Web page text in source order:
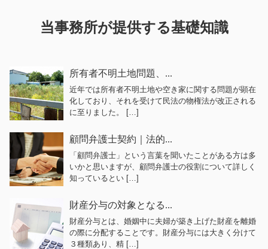
当事務所が提供する基礎知識
所有者不明土地問題、...
近年では所有者不明土地や空き家に関する問題が顕在
化しており、それを受けて民法の物権法が改正される
に至りました。 […]
顧問弁護士契約｜法的...
「顧問弁護士」という言葉を聞いたことがある方は多
いかと思いますが、顧問弁護士の役割について詳しく
知っているとい […]
財産分与の対象となる...
財産分与とは、婚姻中に夫婦が築き上げた財産を離婚
の際に分配することです。財産分与には大きく分けて
３種類あり、精 […]